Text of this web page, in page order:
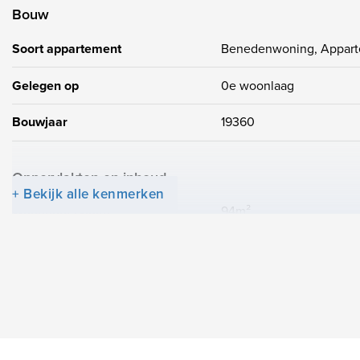
Bouw
Soort appartement Benedenwoning,
Gelegen op 0e woonlaag
Bouwjaar 19360
Oppervlakten en inhoud
94m²
+ Bekijk alle kenmerken